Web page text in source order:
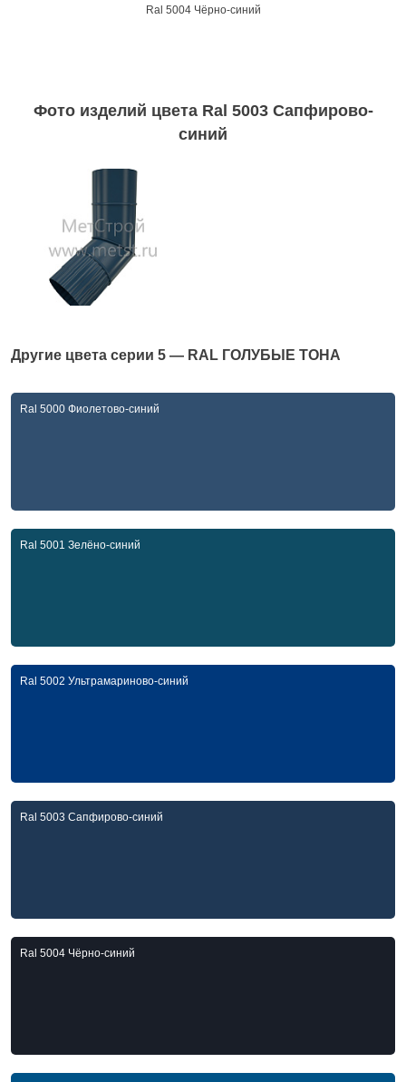
Ral 5004 Чёрно-синий
Фото изделий цвета Ral 5003 Сапфирово-
синий
Другие цвета серии 5 — RAL ГОЛУБЫЕ ТОНА
Ral 5000 Фиолетово-синий
Ral 5001 Зелёно-синий
Ral 5002 Ультрамариново-синий
Ral 5003 Сапфирово-синий
Ral 5004 Чёрно-синий